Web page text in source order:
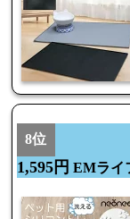
8位
1,595円 EMライ